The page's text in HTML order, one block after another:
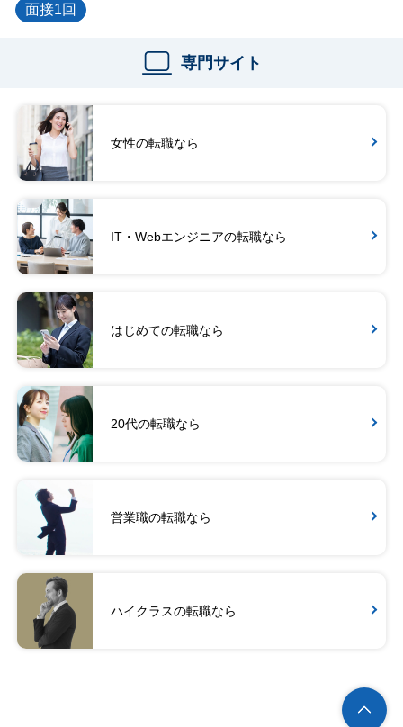
面接1回
専門サイト
女性の転職なら
IT・Webエンジニアの転職なら
はじめての転職なら
20代の転職なら
営業職の転職なら
ハイクラスの転職なら